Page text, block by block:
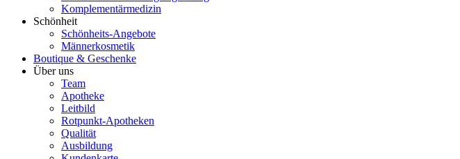
Komplementärmedizin
Schönheit
Schönheits-Angebote
Männerkosmetik
Boutique & Geschenke
Über uns
Team
Apotheke
Leitbild
Rotpunkt-Apotheken
Qualität
Ausbildung